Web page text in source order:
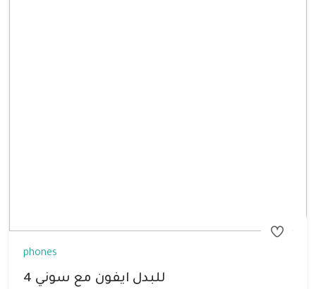
phones
للبدل ايفون مع سوني 4